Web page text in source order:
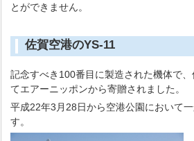
とができません。
佐賀空港のYS-11
記念すべき100番目に製造された機体で
てエアーニッポンから寄贈されました。
平成22年3月28日から空港公園において
す。